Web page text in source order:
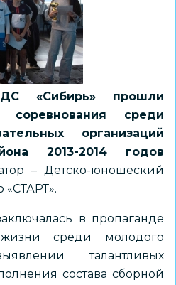
«Сибирь» прошли
соревнования среди
организаций
2013-2014 годов
– Детско-юношеский
«СТАРТ».
в пропаганде
среди молодого
талантливых
состава сборной